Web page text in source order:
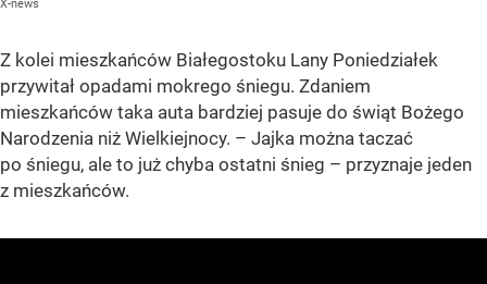
X-news
Z kolei mieszkańców Białegostoku Lany Poniedziałek
przywitał opadami mokrego śniegu. Zdaniem
mieszkańców taka auta bardziej pasuje do świąt Bożego
Narodzenia niż Wielkiejnocy. – Jajka można taczać
po śniegu, ale to już chyba ostatni śnieg – przyznaje jeden
z mieszkańców.